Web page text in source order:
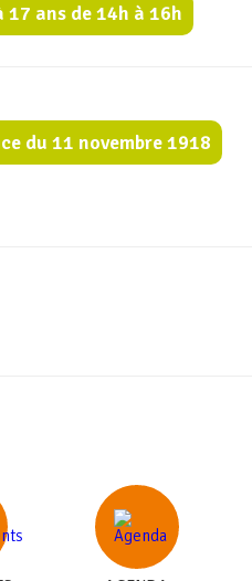
ans de 14h à 16h
du 11 novembre 1918